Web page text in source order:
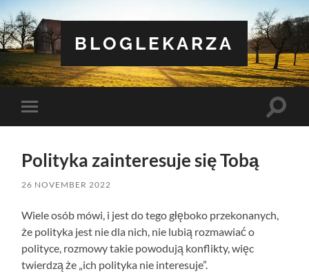
BLOGLEKARZA
Toggle
mobile
Toggle
Polityka zainteresuje się Tobą
26 NOVEMBER 2022
Wiele osób mówi, i jest do tego głęboko przekonanych,
że polityka jest nie dla nich, nie lubią rozmawiać o
polityce, rozmowy takie powodują konflikty, więc
twierdzą że „ich polityka nie interesuje”.